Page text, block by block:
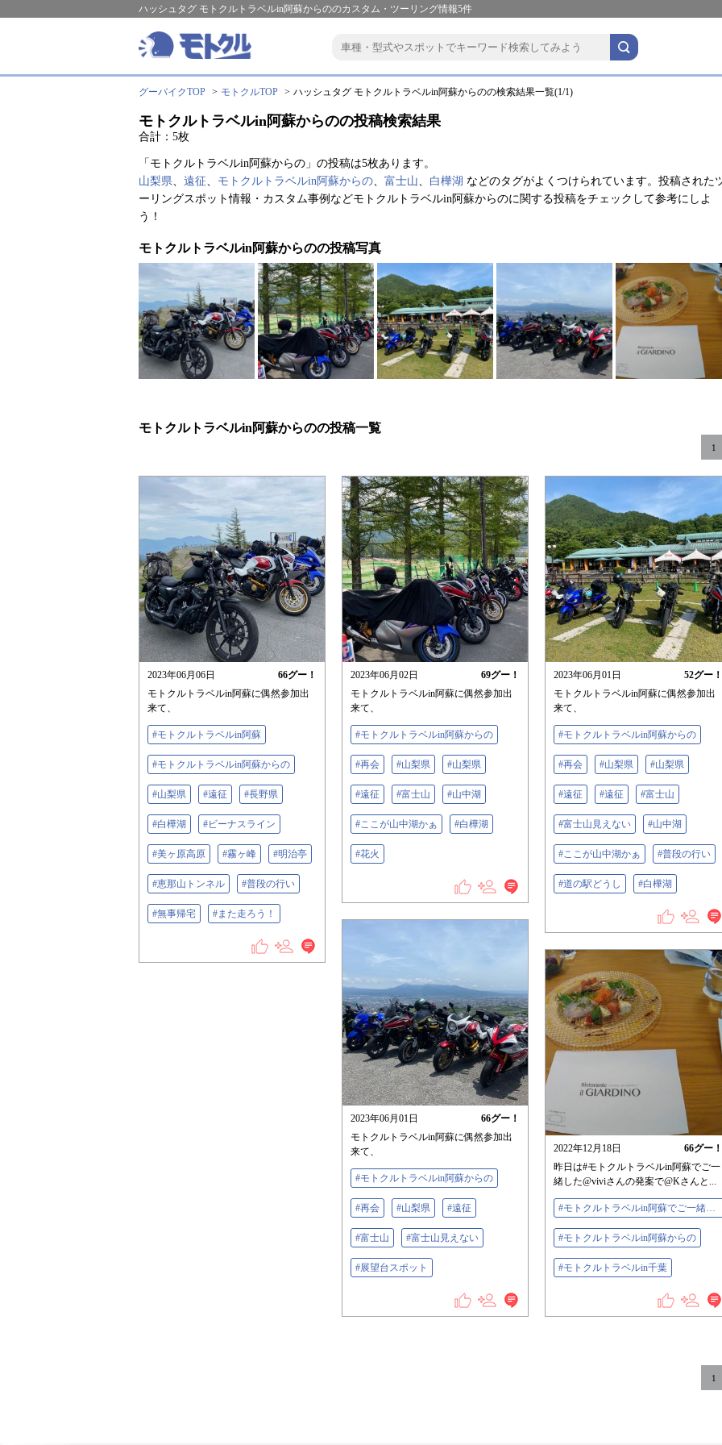
ハッシュタグ モトクルトラベルin阿蘇からののカスタム・ツーリング情報5件
グーバイクTOP モトクルTOP ハッシュタグ モトクルトラベルin阿蘇からのの検索結果一覧(1/1)
モトクルトラベルin阿蘇からのの投稿検索結果
合計：5枚
「モトクルトラベルin阿蘇からの」の投稿は5枚あります。
山梨県、 遠征、 モトクルトラベルin阿蘇からの、 富士山、 白樺湖 などのタグがよくつけられています。投稿された
ーリングスポット情報・カスタム事例などモトクルトラベルin阿蘇からのに関する投稿をチェックして参考にしよ
う！
モトクルトラベルin阿蘇からのの投稿写真
モトクルトラベルin阿蘇からのの投稿一覧
1
2023年06月06日 66グー！
モトクルトラベルin阿蘇に偶然参加出
来て、
#モトクルトラベルin阿蘇
#モトクルトラベルin阿蘇からの
#山梨県 #遠征 #長野県
#白樺湖 #ビーナスライン
#美ヶ原高原 #霧ヶ峰 #明治亭
#恵那山トンネル #普段の行い
#無事帰宅 #また走ろう！
2023年06月02日 69グー！
モトクルトラベルin阿蘇に偶然参加出
来て、
#モトクルトラベルin阿蘇からの
#再会 #山梨県 #山梨県
#遠征 #富士山 #山中湖
#ここが山中湖かぁ #白樺湖
#花火
2023年06月01日 52グー！
モトクルトラベルin阿蘇に偶然参加出
来て、
#モトクルトラベルin阿蘇からの
#再会 #山梨県 #山梨県
#遠征 #遠征 #富士山
#富士山見えない #山中湖
#ここが山中湖かぁ #普段の行い
#道の駅どうし #白樺湖
2023年06月01日 66グー！
モトクルトラベルin阿蘇に偶然参加出
来て、
#モトクルトラベルin阿蘇からの
#再会 #山梨県 #遠征
#富士山 #富士山見えない
#展望台スポット
2022年12月18日 66グー！
昨日は#モトクルトラベルin阿蘇でご一
緒した@viviさんの発案で@Kさんと...
#モトクルトラベルin阿蘇でご一緒した@viviさんの発案で@Kさんと@かずたろさんと４人で、同じく参加者の@ksrzのランチを、食べに千葉県袖ヶうらへ！
#モトクルトラベルin阿蘇からの
#モトクルトラベルin千葉
1